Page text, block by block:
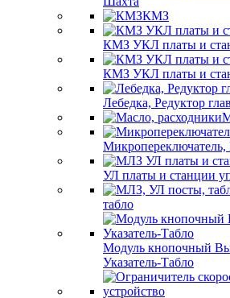
КМЗ
КМЗ УКЛ платы и
КМЗ УКЛ платы и
Лебедка, Редуктор
Микропереключатель,
УЛ платы и станции
табло
Модуль кнопочный
Указатель-Табло